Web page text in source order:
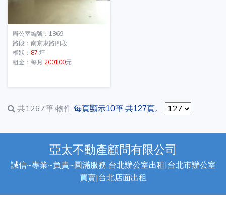
辦公室編號：1869
路段：南京東路四段
權狀： 87 坪
租金：每月 200100元
共1267筆 物件 每頁顯示10筆 共127頁。
亞太不動產顧問有限公司
誠信~專業~負責~圓滿服務 台北辦公室出租|台北市辦公室
買賣|台北店面出租